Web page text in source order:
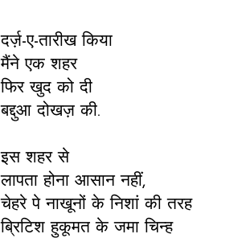
दर्ज़-ए-तारीख किया
मैंने एक शहर
फिर खुद को दी
बद्दुआ दोखज़ की.
इस शहर से
लापता होना आसान नहीं,
चेहरे पे नाखूनों के निशां की तरह
ब्रिटिश हुकूमत के जमा चिन्ह